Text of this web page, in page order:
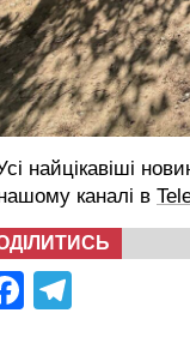
найцікавіші
каналі в
Facebook